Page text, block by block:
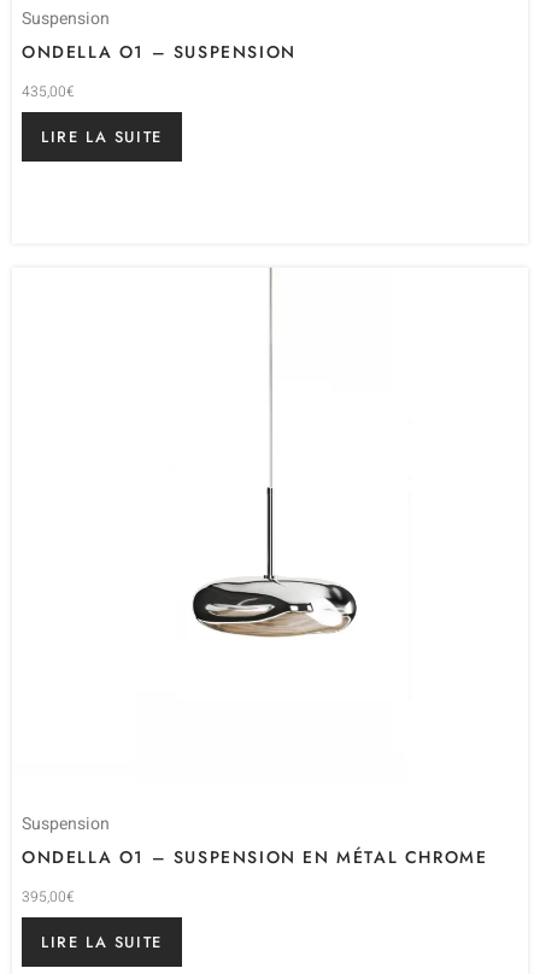
Suspension
ONDELLA O1 – SUSPENSION
435,00€
LIRE LA SUITE
Suspension
ONDELLA O1 – SUSPENSION EN MÉTAL CHROME
395,00€
LIRE LA SUITE